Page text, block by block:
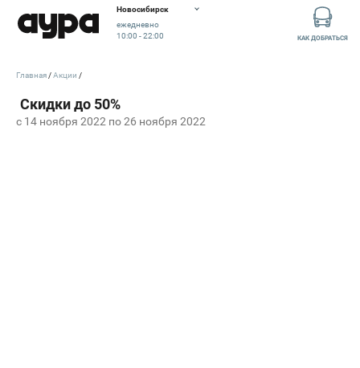
Новосибирск
ежедневно
10:00 - 22:00
КАК ДОБРАТЬСЯ
c 14 ноября 2022 по 26 ноября 2022
Главная Акции